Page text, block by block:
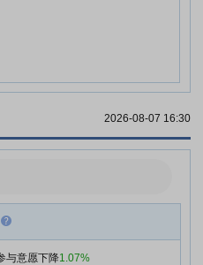
2026-08-07 16:30
与意愿下降1.07%